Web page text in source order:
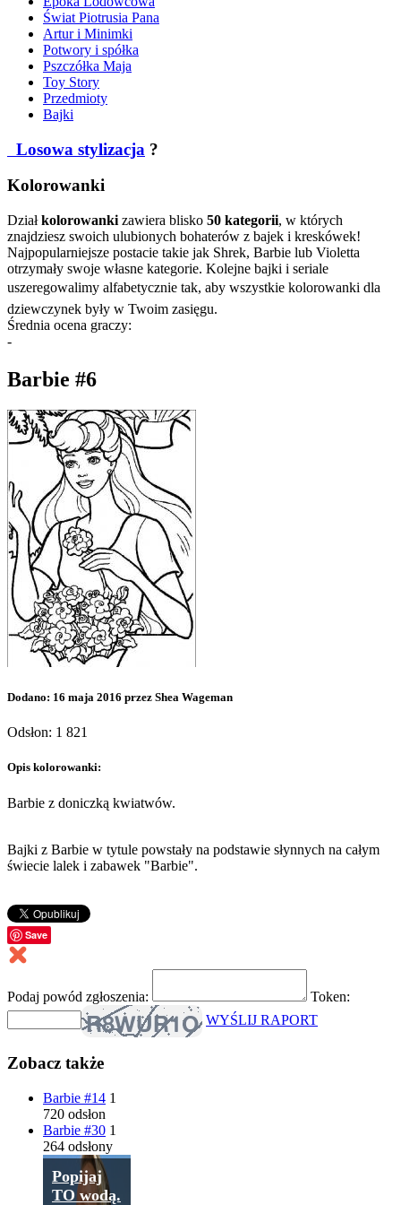
Świat Piotrusia Pana
Artur i Minimki
Potwory i spółka
Pszczółka Maja
Toy Story
Przedmioty
Bajki
Losowa stylizacja ?
Kolorowanki
Działkolorowanki zawiera blisko 50 kategorii, w których
znajdziesz swoich ulubionych bohaterów z bajek i kreskówek!
Najpopularniejsze postacie takie jak Shrek, Barbie lub Violetta
otrzymały swoje własne kategorie. Kolejne bajki i seriale
uszeregowalimy alfabetycznie tak, aby wszystkie kolorowanki dla
dziewczynek były w Twoim zasięgu.
Średnia ocena graczy:
-
Barbie #6
Dodano: 16 maja 2016 przez Shea Wageman
Odsłon: 1 821
Opis kolorowanki:
Barbie z doniczką kwiatwów.
Bajki z Barbie w tytule powstały na podstawie słynnych na całym
świecie lalek i zabawek "Barbie".
Save
Podaj powód zgłoszenia:
Token:
WYŚLIJ RAPORT
Zobacz także
Barbie #14 1
720 odsłon
Barbie #30 1
264 odsłony
Popijaj
TO wodą.